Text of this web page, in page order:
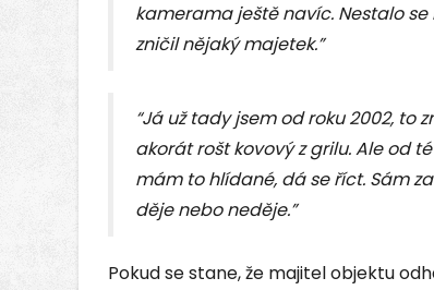
kamerama ještě navíc. Nestalo
zničil nějaký majetek.”
“Já už tady jsem od roku 2002, to
akorát rošt kovový z grilu. Ale od
mám to hlídané, dá se říct. Sám
děje nebo neděje.”
Pokud se stane, že majitel objektu